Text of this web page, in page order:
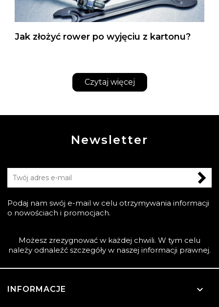
Jak złożyć rower po wyjęciu z kartonu?
Czytaj więcej
Newsletter
Podaj nam swój e-mail w celu otrzymywania informacji
o nowościach i promocjach.
Możesz zrezygnować w każdej chwili. W tym celu
należy odnaleźć szczegóły w naszej informacji prawnej.
INFORMACJE 